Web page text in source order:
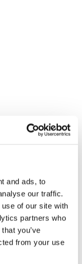
and ads, to
our traffic.
of our site with
partners who
you’ve
from your use